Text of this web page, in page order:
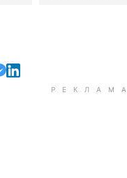
Telegram
у Facebook
у Xу Viber
у Whatsapp
відправити у
відправити у